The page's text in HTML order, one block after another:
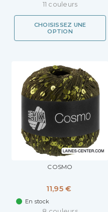
11 couleurs
CHOISISSEZ UNE
OPTION
COSMO
11,95 €
En stock